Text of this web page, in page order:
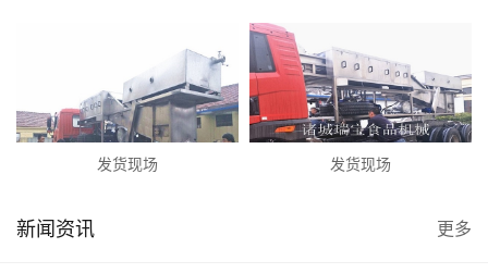
发货现场 发货现场
新闻资讯 更多